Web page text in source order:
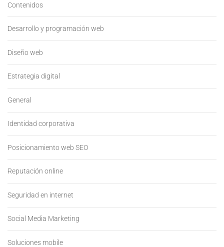
Contenidos
Desarrollo y programación web
Diseño web
Estrategia digital
General
Identidad corporativa
Posicionamiento web SEO
Reputación online
Seguridad en internet
Social Media Marketing
Soluciones mobile